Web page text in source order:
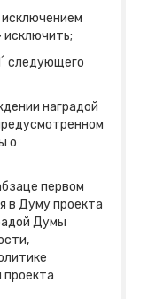
исключением
исключить;
1 следующего
наградой
о
первом
в Думу проекта
Думы